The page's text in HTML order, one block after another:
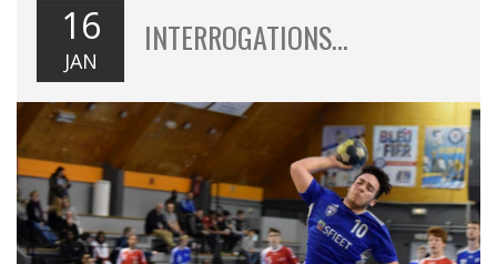
16
JAN
INTERROGATIONS…